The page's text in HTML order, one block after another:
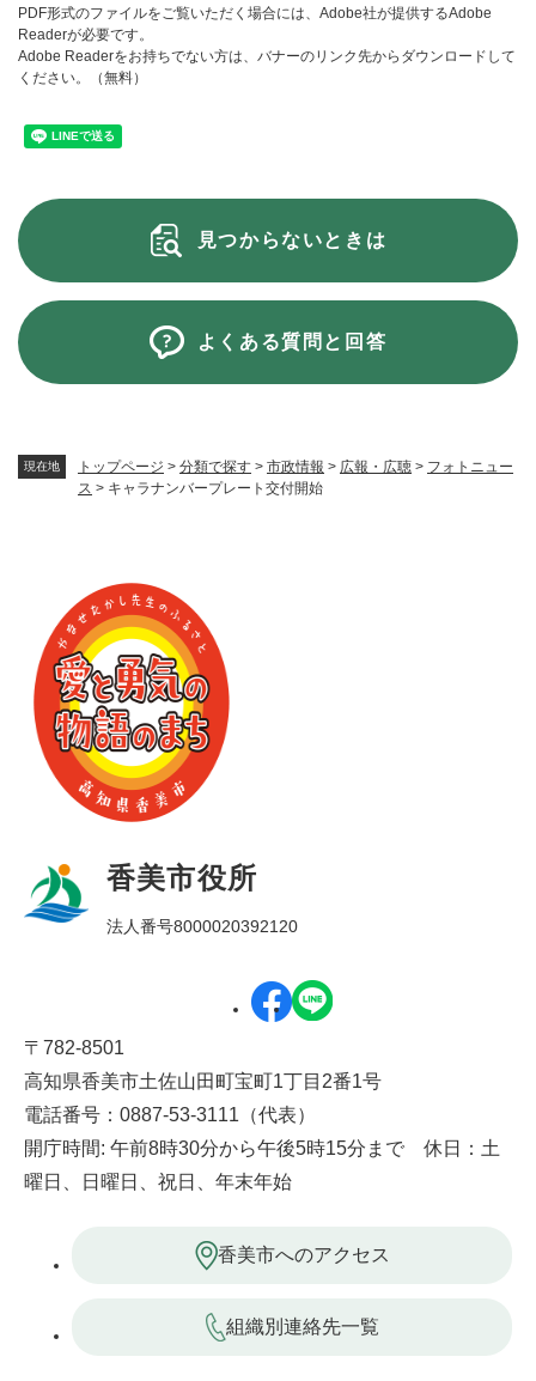
現在地 トップページ > 分類で探す > 市政情報 > 広報・広聴 > フォトニュー
ス > キャラナンバープレート交付開始
PDF形式のファイルをご覧いただく場合には、Adobe社が提供するAdobe
Readerが必要です。
Adobe Readerをお持ちでない方は、バナーのリンク先からダウンロードして
ください。（無料）
見つからないときは
よくある質問と回答
香美市役所
法人番号8000020392120
〒782-8501
高知県香美市土佐山田町宝町1丁目2番1号
電話番号：0887-53-3111（代表）
開庁時間: 午前8時30分から午後5時15分まで 休日：土
曜日、日曜日、祝日、年末年始
香美市へのアクセス
組織別連絡先一覧